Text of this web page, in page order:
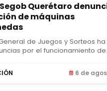
Querétaro
de máquinas
de Juegos y Sorteos ha
por el funcionamiento de
6 de